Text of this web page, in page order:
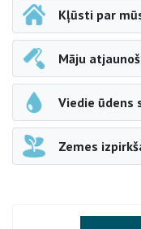
Kļūsti par
Māju
Viedie ūdens
Zemes